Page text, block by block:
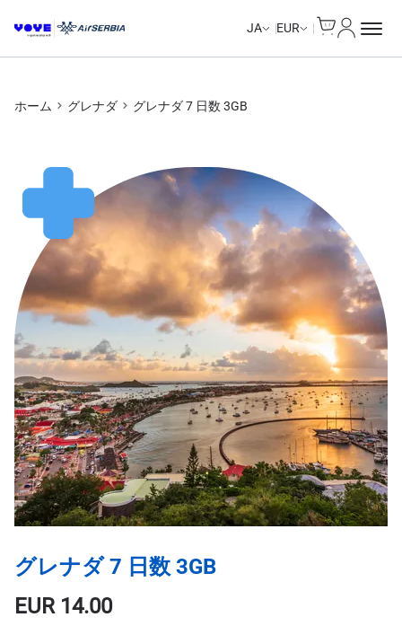
JA EUR
ホーム グレナダ グレナダ 7 日数 3GB
グレナダ 7 日数 3GB
EUR14.00